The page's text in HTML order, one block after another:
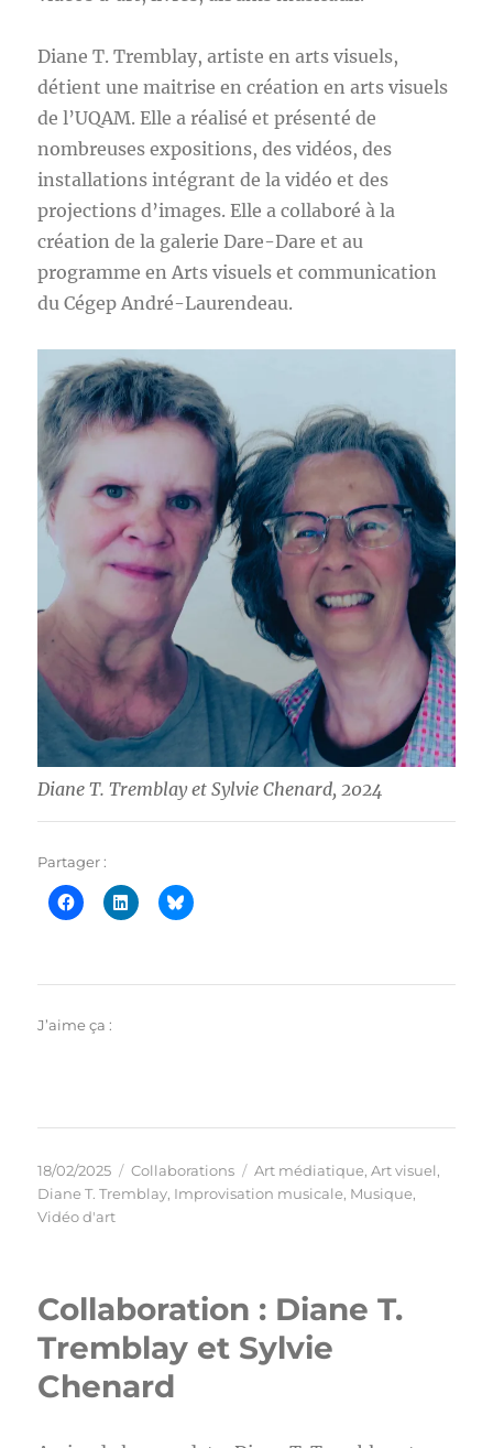
Diane T. Tremblay, artiste en arts visuels,
détient une maitrise en création en arts visuels
de l’UQAM. Elle a réalisé et présenté de
nombreuses expositions, des vidéos, des
installations intégrant de la vidéo et des
projections d’images. Elle a collaboré à la
création de la galerie Dare-Dare et au
programme en Arts visuels et communication
du Cégep André-Laurendeau.
Diane T. Tremblay et Sylvie Chenard, 2024
Partager :
J’aime ça :
Publié
le
18/02/2025 Catégories
Collaborations Étiquettes
Art médiatique,Art visuel,
Diane T. Tremblay, Improvisation musicale, Musique,
Vidéo d'art
Collaboration : Diane T.
Tremblay et Sylvie
Chenard